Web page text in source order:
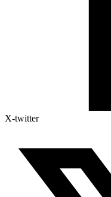
X-twitter